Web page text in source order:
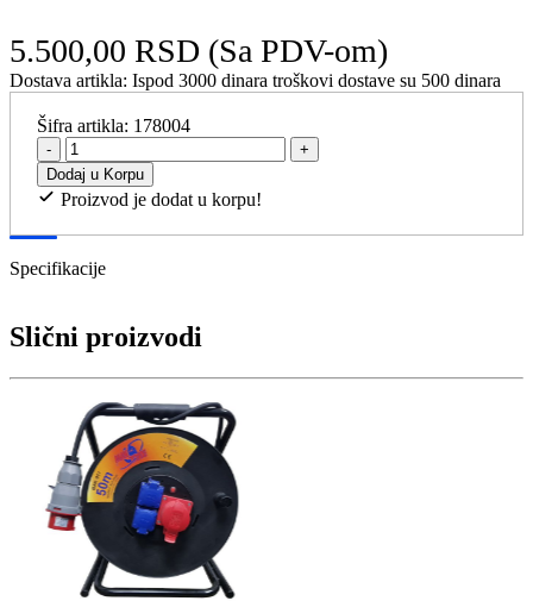
5.500,00 RSD (Sa PDV-om)
Dostava artikla: Ispod 3000 dinara troškovi dostave su 500 dinara
Šifra artikla: 178004
-
+
Dodaj u Korpu
Proizvod je dodat u korpu!
Specifikacije
Slični proizvodi